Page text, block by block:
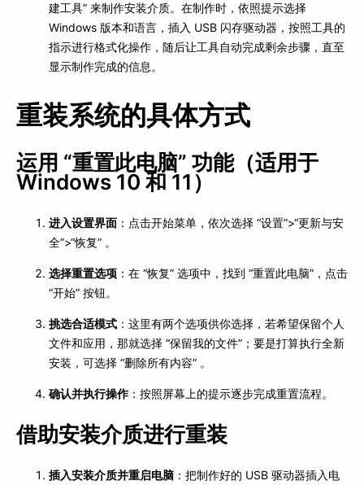
建工具” 来制作安装介质。在制作时，依照提示选择
Windows 版本和语言，插入 USB 闪存驱动器，按照工具的
指示进行格式化操作，随后让工具自动完成剩余步骤，直至
显示制作完成的信息。
重装系统的具体方式
运用 “重置此电脑” 功能（适用于
Windows 10 和 11）
进入设置界面 ：点击开始菜单，依次选择 “设置”>“更新与安
全”>“恢复” 。
选择重置选项 ：在 “恢复” 选项中，找到 “重置此电脑”，点击
“开始” 按钮。
挑选合适模式 ：这里有两个选项供你选择，若希望保留个人
文件和应用，那就选择 “保留我的文件”；要是打算执行全新
安装，可选择 “删除所有内容” 。
确认并执行操作：按照屏幕上的提示逐步完成重置流程。
借助安装介质进行重装
插入安装介质并重启电脑 ：把制作好的 USB 驱动器插入电